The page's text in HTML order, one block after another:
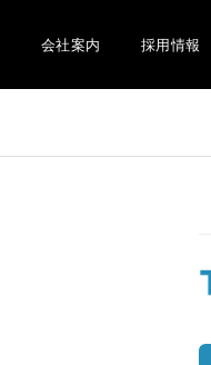
会社案内 採用情報